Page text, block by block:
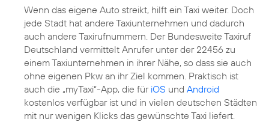
Wenn das eigene Auto streikt, hilft ein Taxi weiter. Doch
jede Stadt hat andere Taxiunternehmen und dadurch
auch andere Taxirufnummern. Der Bundesweite Taxiruf
Deutschland vermittelt Anrufer unter der 22456 zu
einem Taxiunternehmen in ihrer Nähe, so dass sie auch
ohne eigenen Pkw an ihr Ziel kommen. Praktisch ist
auch die „myTaxi“-App, die für iOS und Android
kostenlos verfügbar ist und in vielen deutschen Städten
mit nur wenigen Klicks das gewünschte Taxi liefert.